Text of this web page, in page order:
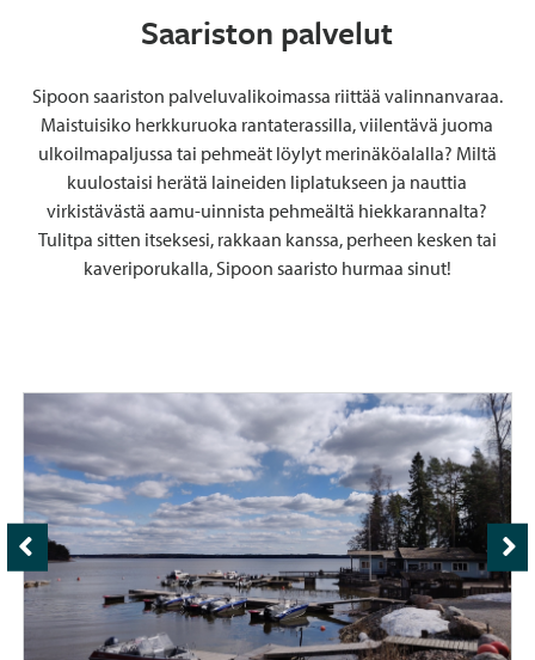
Saariston palvelut
Sipoon saariston palveluvalikoimassa riittää valinnanvaraa.
Maistuisiko herkkuruoka rantaterassilla, viilentävä juoma
ulkoilmapaljussa tai pehmeät löylyt merinäköalalla? Miltä
kuulostaisi herätä laineiden liplatukseen ja nauttia
virkistävästä aamu-uinnista pehmeältä hiekkarannalta?
Tulitpa sitten itseksesi, rakkaan kanssa, perheen kesken tai
kaveriporukalla, Sipoon saaristo hurmaa sinut!